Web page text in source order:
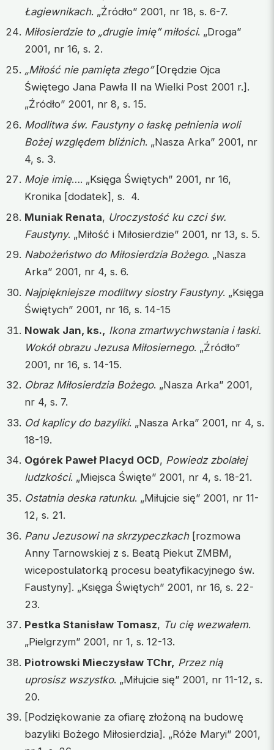
Łagiewnikach. „Źródło” 2001, nr 18, s. 6-7.
Miłosierdzie to „drugie imię” miłości. „Droga”
2001, nr 16, s. 2.
„Miłość nie pamięta złego”[Orędzie Ojca
Świętego Jana Pawła II na Wielki Post 2001 r.].
„Źródło” 2001, nr 8, s. 15.
Modlitwa św. Faustyny o łaskę pełnienia woli
Bożej względem bliźnich. „Nasza Arka” 2001, nr
4, s. 3.
Moje imię…. „Księga Świętych” 2001, nr 16,
Kronika [dodatek], s. 4.
Muniak Renata, Uroczystość ku czci św.
Faustyny. „Miłość i Miłosierdzie” 2001, nr 13, s. 5.
Nabożeństwo do Miłosierdzia Bożego. „Nasza
Arka” 2001, nr 4, s. 6.
Najpiękniejsze modlitwy siostry Faustyny. „Księga
Świętych” 2001, nr 16, s. 14-15
Nowak Jan, ks., Ikona zmartwychwstania i łaski.
Wokół obrazu Jezusa Miłosiernego. „Źródło”
2001, nr 16, s. 14-15.
Obraz Miłosierdzia Bożego. „Nasza Arka” 2001,
nr 4, s. 7.
Od kaplicy do bazyliki. „Nasza Arka” 2001, nr 4, s.
18-19.
Ogórek Paweł Placyd OCD, Powiedz zbolałej
ludzkości. „Miejsca Święte” 2001, nr 4, s. 18-21.
Ostatnia deska ratunku. „Miłujcie się” 2001, nr 11-
12, s. 21.
Panu Jezusowi na skrzypeczkach[rozmowa
Anny Tarnowskiej z s. Beatą Piekut ZMBM,
wicepostulatorką procesu beatyfikacyjnego św.
Faustyny]. „Księga Świętych” 2001, nr 16, s. 22-
23.
Pestka Stanisław Tomasz, Tu cię wezwałem.
„Pielgrzym” 2001, nr 1, s. 12-13.
Piotrowski Mieczysław TChr, Przez nią
uprosisz wszystko. „Miłujcie się” 2001, nr 11-12, s.
20.
[Podziękowanie za ofiarę złożoną na budowę
bazyliki Bożego Miłosierdzia]. „Róże Maryi” 2001,